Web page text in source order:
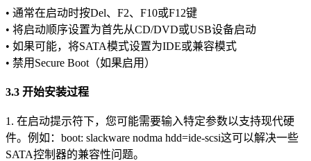
• 通常在启动时按Del、F2、F10或F12键
• 将启动顺序设置为首先从CD/DVD或USB设备启动
• 如果可能，将SATA模式设置为IDE或兼容模式
• 禁用Secure Boot（如果启用）
3.3 开始安装过程
1. 在启动提示符下，您可能需要输入特定参数以支持现代硬
件。例如：boot: slackware nodma hdd=ide-scsi这可以解决一些
SATA控制器的兼容性问题。